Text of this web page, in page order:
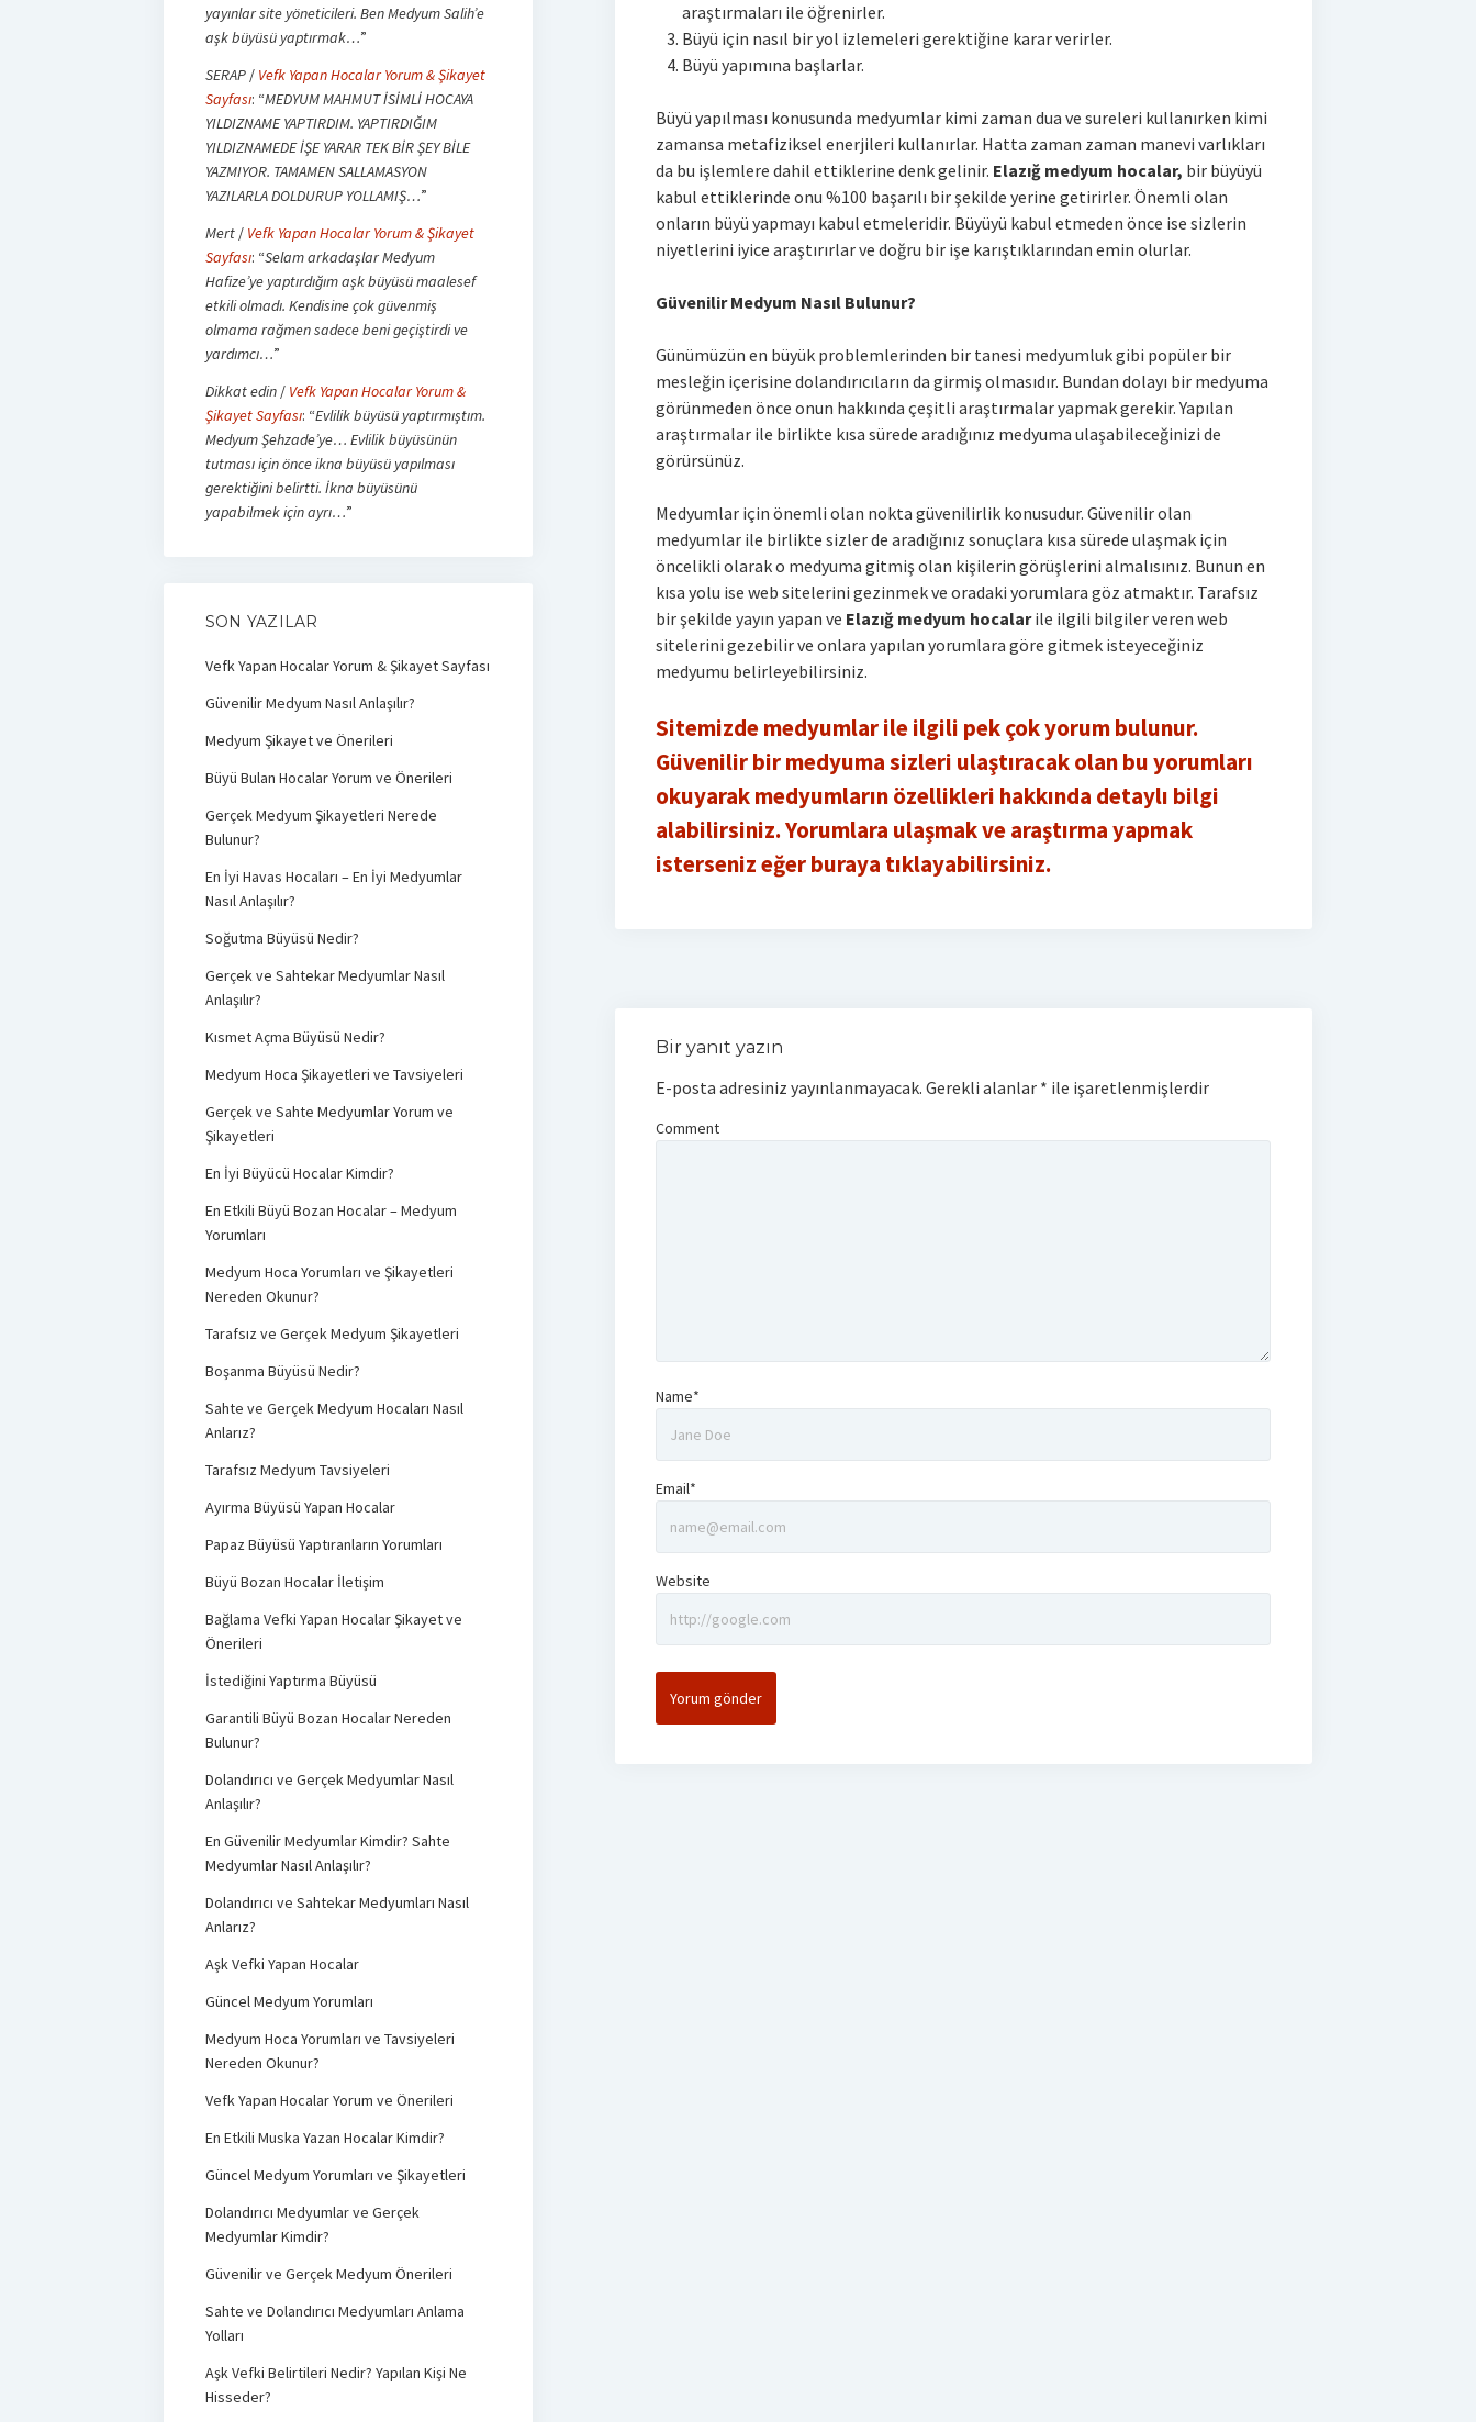
araştırmaları ile öğrenirler.
Büyü için nasıl bir yol izlemeleri gerektiğine karar verirler.
Büyü yapımına başlarlar.
Büyü yapılması konusunda medyumlar kimi zaman dua ve sureleri kullanırken kimi
zamansa metafiziksel enerjileri kullanırlar. Hatta zaman zaman manevi varlıkları
da bu işlemlere dahil ettiklerine denk gelinir. Elazığ medyum hocalar, bir büyüyü
kabul ettiklerinde onu %100 başarılı bir şekilde yerine getirirler. Önemli olan
onların büyü yapmayı kabul etmeleridir. Büyüyü kabul etmeden önce ise sizlerin
niyetlerini iyice araştırırlar ve doğru bir işe karıştıklarından emin olurlar.
Güvenilir Medyum Nasıl Bulunur?
Günümüzün en büyük problemlerinden bir tanesi medyumluk gibi popüler bir
mesleğin içerisine dolandırıcıların da girmiş olmasıdır. Bundan dolayı bir medyuma
görünmeden önce onun hakkında çeşitli araştırmalar yapmak gerekir. Yapılan
araştırmalar ile birlikte kısa sürede aradığınız medyuma ulaşabileceğinizi de
görürsünüz.
Medyumlar için önemli olan nokta güvenilirlik konusudur. Güvenilir olan
medyumlar ile birlikte sizler de aradığınız sonuçlara kısa sürede ulaşmak için
öncelikli olarak o medyuma gitmiş olan kişilerin görüşlerini almalısınız. Bunun en
kısa yolu ise web sitelerini gezinmek ve oradaki yorumlara göz atmaktır. Tarafsız
bir şekilde yayın yapan ve Elazığ medyum hocalarile ilgili bilgiler veren web
sitelerini gezebilir ve onlara yapılan yorumlara göre gitmek isteyeceğiniz
medyumu belirleyebilirsiniz.
Sitemizde medyumlar ile ilgili pek çok yorum bulunur.
Güvenilir bir medyuma sizleri ulaştıracak olan bu yorumları
okuyarak medyumların özellikleri hakkında detaylı bilgi
alabilirsiniz. Yorumlara ulaşmak ve araştırma yapmak
isterseniz eğer buraya tıklayabilirsiniz.
Bir yanıt yazın
E-posta adresiniz yayınlanmayacak. Gerekli alanlar * ile işaretlenmişlerdir
Comment
Name*
Email*
Website
yayınlar site yöneticileri. Ben Medyum Salih’e
aşk büyüsü yaptırmak…”
SERAP/ Vefk Yapan Hocalar Yorum & Şikayet
Sayfası: “MEDYUM MAHMUT İSİMLİ HOCAYA
YILDIZNAME YAPTIRDIM. YAPTIRDIĞIM
YILDIZNAMEDE İŞE YARAR TEK BİR ŞEY BİLE
YAZMIYOR. TAMAMEN SALLAMASYON
YAZILARLA DOLDURUP YOLLAMIŞ…”
Mert/ Vefk Yapan Hocalar Yorum & Şikayet
Sayfası: “Selam arkadaşlar Medyum
Hafize’ye yaptırdığım aşk büyüsü maalesef
etkili olmadı. Kendisine çok güvenmiş
olmama rağmen sadece beni geçiştirdi ve
yardımcı…”
Dikkat edin/ Vefk Yapan Hocalar Yorum &
Şikayet Sayfası: “Evlilik büyüsü yaptırmıştım.
Medyum Şehzade’ye… Evlilik büyüsünün
tutması için önce ikna büyüsü yapılması
gerektiğini belirtti. İkna büyüsünü
yapabilmek için ayrı…”
SON YAZILAR
Vefk Yapan Hocalar Yorum & Şikayet Sayfası
Güvenilir Medyum Nasıl Anlaşılır?
Medyum Şikayet ve Önerileri
Büyü Bulan Hocalar Yorum ve Önerileri
Gerçek Medyum Şikayetleri Nerede
Bulunur?
En İyi Havas Hocaları – En İyi Medyumlar
Nasıl Anlaşılır?
Soğutma Büyüsü Nedir?
Gerçek ve Sahtekar Medyumlar Nasıl
Anlaşılır?
Kısmet Açma Büyüsü Nedir?
Medyum Hoca Şikayetleri ve Tavsiyeleri
Gerçek ve Sahte Medyumlar Yorum ve
Şikayetleri
En İyi Büyücü Hocalar Kimdir?
En Etkili Büyü Bozan Hocalar – Medyum
Yorumları
Medyum Hoca Yorumları ve Şikayetleri
Nereden Okunur?
Tarafsız ve Gerçek Medyum Şikayetleri
Boşanma Büyüsü Nedir?
Sahte ve Gerçek Medyum Hocaları Nasıl
Anlarız?
Tarafsız Medyum Tavsiyeleri
Ayırma Büyüsü Yapan Hocalar
Papaz Büyüsü Yaptıranların Yorumları
Büyü Bozan Hocalar İletişim
Bağlama Vefki Yapan Hocalar Şikayet ve
Önerileri
İstediğini Yaptırma Büyüsü
Garantili Büyü Bozan Hocalar Nereden
Bulunur?
Dolandırıcı ve Gerçek Medyumlar Nasıl
Anlaşılır?
En Güvenilir Medyumlar Kimdir? Sahte
Medyumlar Nasıl Anlaşılır?
Dolandırıcı ve Sahtekar Medyumları Nasıl
Anlarız?
Aşk Vefki Yapan Hocalar
Güncel Medyum Yorumları
Medyum Hoca Yorumları ve Tavsiyeleri
Nereden Okunur?
Vefk Yapan Hocalar Yorum ve Önerileri
En Etkili Muska Yazan Hocalar Kimdir?
Güncel Medyum Yorumları ve Şikayetleri
Dolandırıcı Medyumlar ve Gerçek
Medyumlar Kimdir?
Güvenilir ve Gerçek Medyum Önerileri
Sahte ve Dolandırıcı Medyumları Anlama
Yolları
Aşk Vefki Belirtileri Nedir? Yapılan Kişi Ne
Hisseder?